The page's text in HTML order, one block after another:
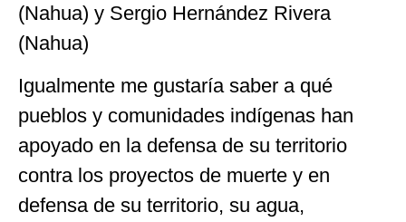
(Nahua) y Sergio Hernández Rivera
(Nahua)
Igualmente me gustaría saber a qué
pueblos y comunidades indígenas han
apoyado en la defensa de su territorio
contra los proyectos de muerte y en
defensa de su territorio, su agua,